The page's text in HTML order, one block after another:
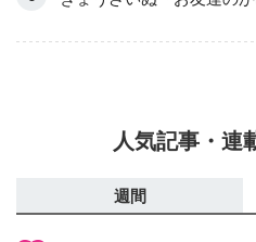
人気記事・連
週間